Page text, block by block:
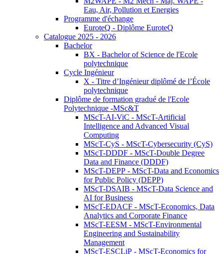
Eau, Air, Pollution et Energies
Programme d'échange
EuroteQ - Diplôme EuroteQ
Catalogue 2025 - 2026
Bachelor
BX - Bachelor of Science de l'Ecole
polytechnique
Cycle Ingénieur
X - Titre d’Ingénieur diplômé de l’École
polytechnique
Diplôme de formation gradué de l'Ecole
Polytechnique -MSc&T
MScT-AI-ViC - MScT-Artificial
Intelligence and Advanced Visual
Computing
MScT-CyS - MScT-Cybersecurity (CyS)
MScT-DDDF - MScT-Double Degree
Data and Finance (DDDF)
MScT-DEPP - MScT-Data and Economics
for Public Policy (DEPP)
MScT-DSAIB - MScT-Data Science and
AI for Business
MScT-EDACF - MScT-Economics, Data
Analytics and Corporate Finance
MScT-EESM - MScT-Environmental
Engineering and Sustainability
Management
MScT-ESCLiP - MScT-Economics for